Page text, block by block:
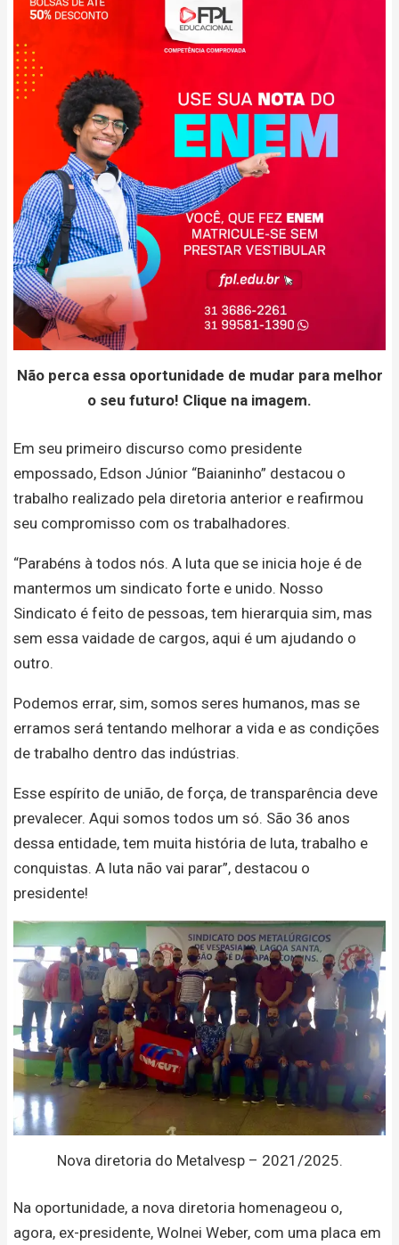
Não perca essa oportunidade de mudar para melhor
o seu futuro! Clique na imagem.
Em seu primeiro discurso como presidente
empossado, Edson Júnior “Baianinho” destacou o
trabalho realizado pela diretoria anterior e reafirmou
seu compromisso com os trabalhadores.
“Parabéns à todos nós. A luta que se inicia hoje é de
mantermos um sindicato forte e unido. Nosso
Sindicato é feito de pessoas, tem hierarquia sim, mas
sem essa vaidade de cargos, aqui é um ajudando o
outro.
Podemos errar, sim, somos seres humanos, mas se
erramos será tentando melhorar a vida e as condições
de trabalho dentro das indústrias.
Esse espírito de união, de força, de transparência deve
prevalecer. Aqui somos todos um só. São 36 anos
dessa entidade, tem muita história de luta, trabalho e
conquistas. A luta não vai parar”, destacou o
presidente!
Nova diretoria do Metalvesp – 2021/2025.
Na oportunidade, a nova diretoria homenageou o,
agora, ex-presidente, Wolnei Weber, com uma placa em